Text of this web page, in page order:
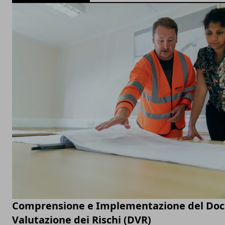
Comprensione e Implementazione del
Valutazione dei Rischi (DVR)